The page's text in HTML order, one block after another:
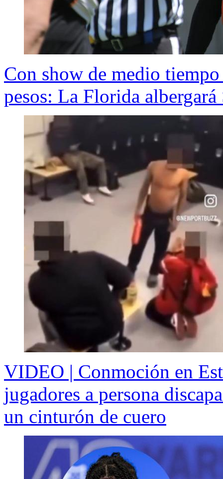
Con show de medio
pesos: La Florida
VIDEO | Conmoción en
jugadores a persona
un cinturón de cuero